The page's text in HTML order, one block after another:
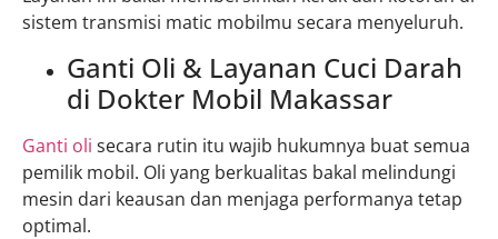
sistem transmisi matic mobilmu secara menyeluruh.
Ganti Oli & Layanan Cuci Darah
di Dokter Mobil Makassar
Ganti oli secara rutin itu wajib hukumnya buat semua
pemilik mobil. Oli yang berkualitas bakal melindungi
mesin dari keausan dan menjaga performanya tetap
optimal.